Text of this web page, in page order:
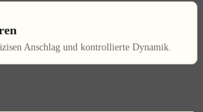
Anschlag und kontrollierte Dynamik.